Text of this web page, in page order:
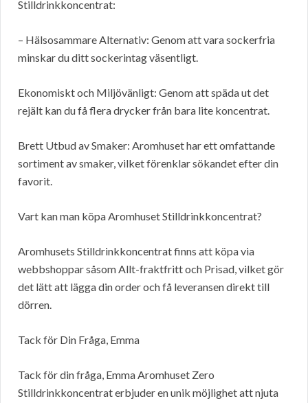
Stilldrinkkoncentrat:
– Hälsosammare Alternativ: Genom att vara sockerfria
minskar du ditt sockerintag väsentligt.
Ekonomiskt och Miljövänligt: Genom att späda ut det
rejält kan du få flera drycker från bara lite koncentrat.
Brett Utbud av Smaker: Aromhuset har ett omfattande
sortiment av smaker, vilket förenklar sökandet efter din
favorit.
Vart kan man köpa Aromhuset Stilldrinkkoncentrat?
Aromhusets Stilldrinkkoncentrat finns att köpa via
webbshoppar såsom Allt-fraktfritt och Prisad, vilket gör
det lätt att lägga din order och få leveransen direkt till
dörren.
Tack för Din Fråga, Emma
Tack för din fråga, Emma Aromhuset Zero
Stilldrinkkoncentrat erbjuder en unik möjlighet att njuta